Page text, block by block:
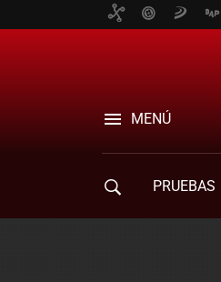
MENÚ
PRUEBAS